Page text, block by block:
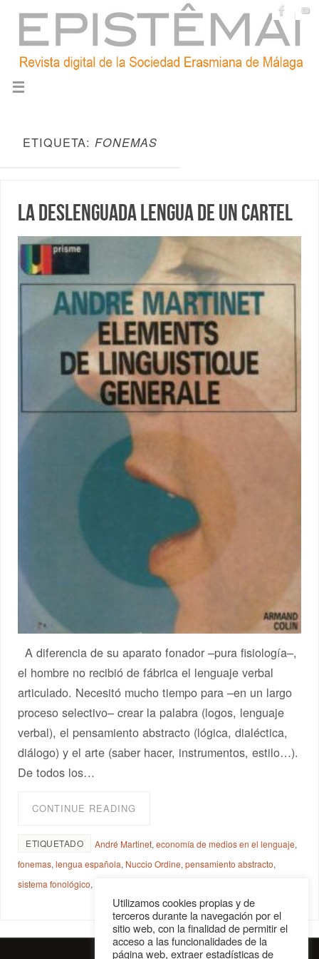
ETIQUETA: FONEMAS
La deslenguada lengua de un cartel
A diferencia de su aparato fonador –pura fisiología–,
el hombre no recibió de fábrica el lenguaje verbal
articulado. Necesitó mucho tiempo para –en un largo
proceso selectivo– crear la palabra (logos, lenguaje
verbal), el pensamiento abstracto (lógica, dialéctica,
diálogo) y el arte (saber hacer, instrumentos, estilo…).
De todos los…
CONTINUE READING
ETIQUETADO André Martinet,economía de medios en el lenguaje,
fonemas,lengua española, Nuccio Ordine,pensamiento abstracto,
sistema fonológico,
Utilizamos cookies propias y de
terceros durante la navegación por el
sitio web, con la finalidad de permitir el
acceso a las funcionalidades de la
página web, extraer estadísticas de